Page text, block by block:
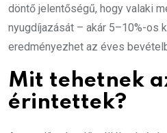
döntő jelentőségű, hogy valaki
nyugdíjazását – akár 5–10%-os
eredményezhet az éves
Mit tehetnek
érintettek?